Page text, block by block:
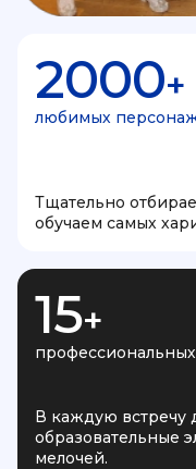
2000+
любимых
Тщательно
обучаем самых
15+
В каждую встречу
образовательные
мелочей.